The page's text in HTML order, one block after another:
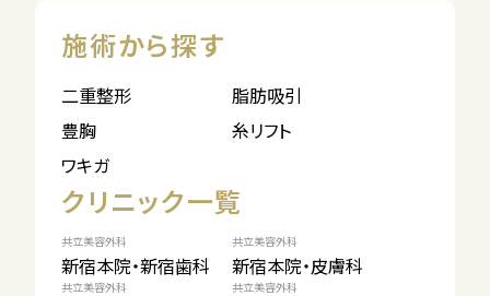
施術から探す
二重整形
脂肪吸引
豊胸
糸リフト
ワキガ
クリニック一覧
共立美容外科
新宿本院・新宿歯科
共立美容外科
新宿本院・皮膚科
共立美容外科 共立美容外科